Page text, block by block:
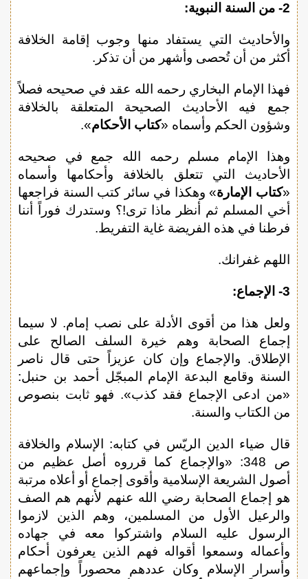
2- من السنة النبوية:
والأحاديث التي يستفاد منها وجوب إقامة الخلافة
أكثر من أن تُحصى وأشهر من أن تذكر.
فهذا الإمام البخاري رحمه الله عقد في صحيحه فصلاً
جمع فيه الأحاديث الصحيحة المتعلقة بالخلافة
وشؤون الحكم وأسماه «كتاب الأحكام».
وهذا الإمام مسلم رحمه الله جمع في صحيحه
الأحاديث التي تتعلق بالخلافة وأحكامها وأسماه
«كتاب الإمارة» وهكذا في سائر كتب السنة فراجعها
أخي المسلم ثم أنظر ماذا ترى!؟ وستدرك فوراً أننا
فرطنا في هذه الفريضة غاية التفريط.
اللهم غفرانك.
3- الإجماع:
ولعل هذا من أقوى الأدلة على نصب إمام. لا سيما
إجماع الصحابة وهم خيرة السلف الصالح على
الإطلاق. والإجماع وإن كان عزيزاً حتى قال ناصر
السنة وقامع البدعة الإمام المبجّل أحمد بن حنبل:
«من ادعى الإجماع فقد كذب». فهو ثابت بنصوص
من الكتاب والسنة.
قال ضياء الدين الريّس في كتابه: الإسلام والخلافة
ص 348: «والإجماع كما قرروه أصل عظيم من
أصول الشريعة الإسلامية وأقوى إجماع أو أعلاه مرتبة
هو إجماع الصحابة رضي الله عنهم لأنهم هم الصف
والرعيل الأول من المسلمين، وهم الذين لازموا
الرسول عليه السلام واشتركوا معه في جهاده
وأعماله وسمعوا أقواله فهم الذين يعرفون أحكام
وأسرار الإسلام وكان عددهم محصوراً وإجماعهم